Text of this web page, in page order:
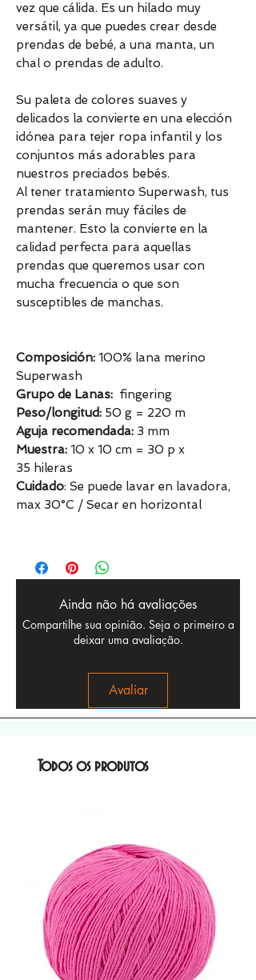
vez que cálida. Es un hilado muy
versátil, ya que puedes crear desde
prendas de bebé, a una manta, un
chal o prendas de adulto.
Su paleta de colores suaves y
delicados la convierte en una elección
idónea para tejer ropa infantil y los
conjuntos más adorables para
nuestros preciados bebés.
Al tener tratamiento Superwash, tus
prendas serán muy fáciles de
mantener. Esto la convierte en la
calidad perfecta para aquellas
prendas que queremos usar con
mucha frecuencia o que son
susceptibles de manchas.
Composición: 100% lana merino
Superwash
Grupo de Lanas: fingering
Peso/longitud: 50 g = 220 m
Aguja recomendada: 3 mm
Muestra: 10 x 10 cm = 30 p x
35 hileras
Cuidado: Se puede lavar en lavadora,
max 30°C / Secar en horizontal
Ainda não há avaliações
Compartilhe sua opinião. Seja o primeiro a
deixar uma avaliação.
Avaliar
Todos os produtos